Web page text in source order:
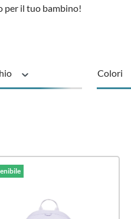
per il tuo bambino!
Colori